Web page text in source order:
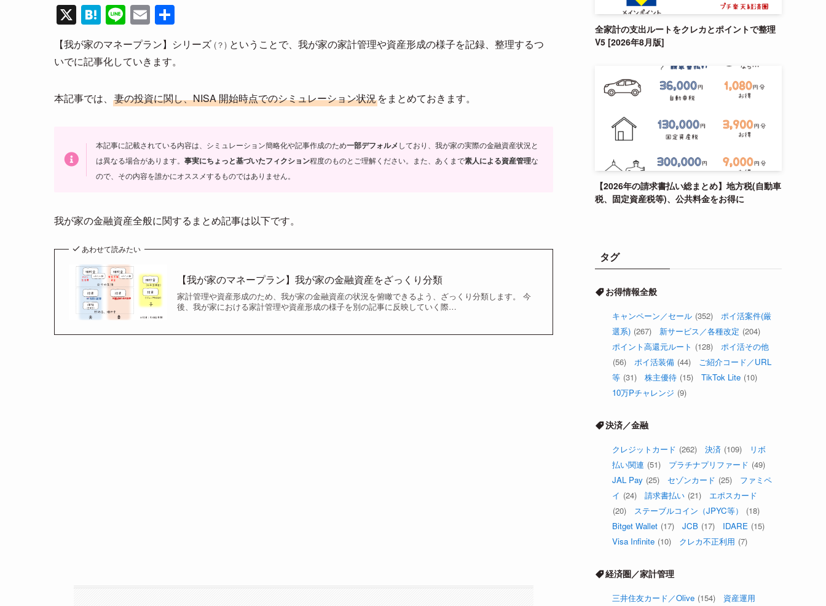
X H
at
e
n
a
Li
n
e
E
m
ail
有
【我が家のマネープラン】シリーズ (？) ということで、我が家の家計管理や資産形成の様子を記録、整理するつ
いでに記事化していきます。
本記事では、 妻の投資に関し、NISA 開始時点でのシミュレーション状況をまとめておきます。
本記事に記載されている内容は、シミュレーション簡略化や記事作成のため一部デフォルメしており、我が家の実際の金融資産状況と
は異なる場合があります。 事実にちょっと基づいたフィクション程度のものとご理解ください。 また、あくまで素人による資産管理な
ので、その内容を誰かにオススメするものではありません。
我が家の金融資産全般に関するまとめ記事は以下です。
あわせて読みたい
【我が家のマネープラン】我が家の金融資産をざっくり分類
家計管理や資産形成のため、我が家の金融資産の状況を俯瞰できるよう、ざっくり分類します。 今
後、我が家における家計管理や資産形成の様子を別の記事に反映していく際…
全家計の支出ルートをクレカとポイントで整理
V5 [2026年8月版]
【2026年の請求書払い総まとめ】地方税(自動車
税、固定資産税等)、公共料金をお得に
タグ
お得情報全般
キャンペーン／セール (352)
ポイ活案件(厳
選系) (267) 新サービス／各種改定 (204)
ポイント高還元ルート (128)
ポイ活その他
(56)
ポイ活装備 (44)
ご紹介コード／URL
等 (31) 株主優待 (15) TikTok Lite (10)
10万Pチャレンジ (9)
決済／金融
クレジットカード (262) 決済 (109)
リボ
払い関連 (51) プラチナプリファード (49)
JAL Pay (25) セゾンカード (25)
ファミペ
イ (24) 請求書払い (21)
エポスカード
(20)
ステーブルコイン（JPYC等）
(18)
Bitget Wallet (17) JCB (17) IDARE (15)
Visa Infinite (10) クレカ不正利用 (7)
経済圏／家計管理
三井住友カード／Olive (154) 資産運用